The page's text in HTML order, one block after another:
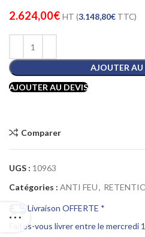
2.624,00€ HT (3.148,80€ TTC)
AJOUTER AU
AJOUTER AU DEVIS
Comparer
UGS : 10963
Catégories : ANTI FEU,
Livraison OFFERTE *
Faites-vous livrer entre le mercredi